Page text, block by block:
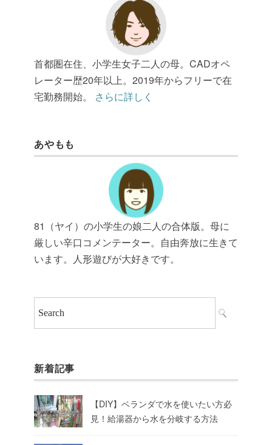
首都圏在住、小学生女子二人の母。CADオペ
レーター歴20年以上。2019年からフリーで在
宅勤務開始。 さらに詳しく
あやもも
81（ヤイ）の小学生の娘二人の合体版。母に
厳しい辛口コメンテーター。自由奔放に生きて
います。人形遊びが大好きです。
新着記事
【DIY】ベランダで水を使いたい方必
見！給湯器から水を分岐する方法